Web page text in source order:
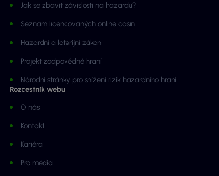
Jak se zbavit závislosti na hazardu?
Seznam licencovaných online casin
Hazardní a loterijní zákon
Projekt zodpovědné hraní
Národní stránky pro snížení rizik hazardního hraní
Rozcestník webu
O nás
Kontakt
Kariéra
Pro média